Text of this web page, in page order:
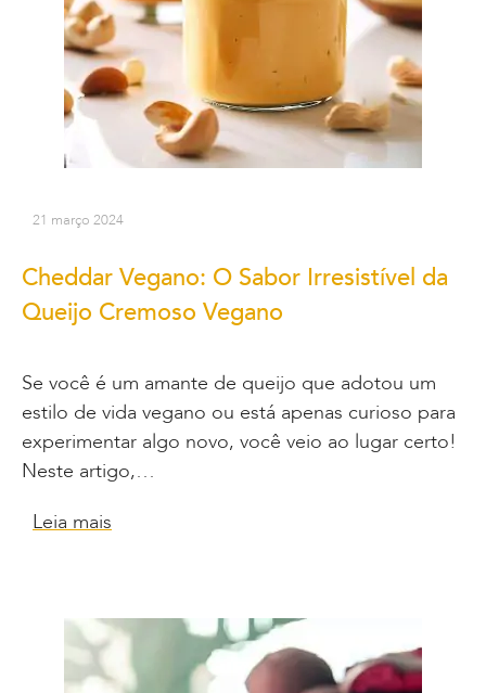
21 março 2024
Cheddar Vegano: O Sabor Irresistível da
Queijo Cremoso Vegano
Se você é um amante de queijo que adotou um
estilo de vida vegano ou está apenas curioso para
experimentar algo novo, você veio ao lugar certo!
Neste artigo,…
Leia mais